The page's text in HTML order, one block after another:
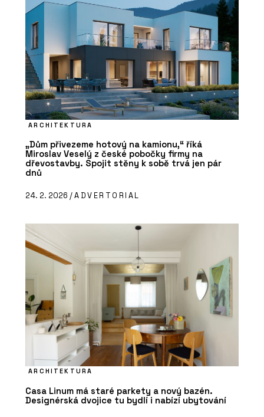
ARCHITEKTURA
„Dům přivezeme hotový na kamionu,“ říká
Miroslav Veselý z české pobočky firmy na
dřevostavby. Spojit stěny k sobě trvá jen pár
dnů
24. 2. 2026 /ADVERTORIAL
ARCHITEKTURA
Casa Linum má staré parkety a nový bazén.
Designérská dvojice tu bydlí i nabízí ubytování